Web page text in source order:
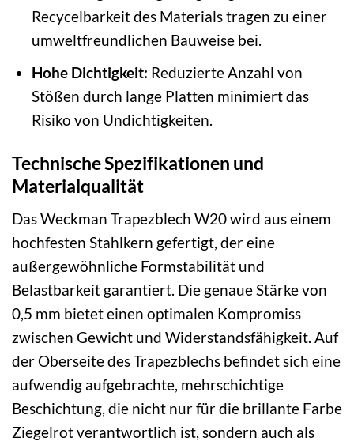
Recycelbarkeit des Materials tragen zu einer
umweltfreundlichen Bauweise bei.
Hohe Dichtigkeit: Reduzierte Anzahl von
Stößen durch lange Platten minimiert das
Risiko von Undichtigkeiten.
Technische Spezifikationen und
Materialqualität
Das Weckman Trapezblech W20 wird aus einem
hochfesten Stahlkern gefertigt, der eine
außergewöhnliche Formstabilität und
Belastbarkeit garantiert. Die genaue Stärke von
0,5 mm bietet einen optimalen Kompromiss
zwischen Gewicht und Widerstandsfähigkeit. Auf
der Oberseite des Trapezblechs befindet sich eine
aufwendig aufgebrachte, mehrschichtige
Beschichtung, die nicht nur für die brillante Farbe
Ziegelrot verantwortlich ist, sondern auch als